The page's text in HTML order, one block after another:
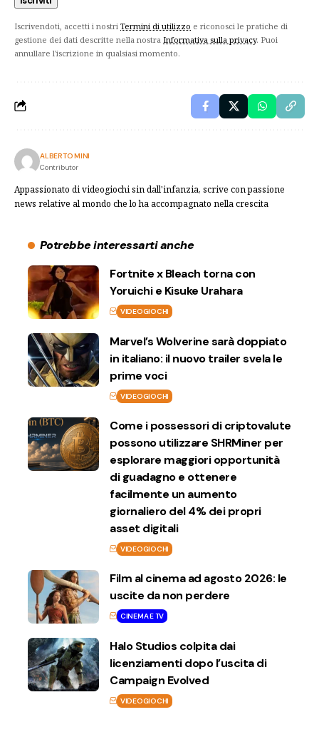
Iscrivendoti, accetti i nostri Termini di utilizzo e riconosci le pratiche di
gestione dei dati descritte nella nostra Informativa sulla privacy. Puoi
annullare l'iscrizione in qualsiasi momento.
ALBERTO MINI
Contributor
Appassionato di videogiochi sin dall'infanzia, scrive con passione
news relative al mondo che lo ha accompagnato nella crescita
Potrebbe interessarti anche
Fortnite x Bleach torna con
Yoruichi e Kisuke Urahara
VIDEOGIOCHI
Marvel’s Wolverine sarà doppiato
in italiano: il nuovo trailer svela le
prime voci
VIDEOGIOCHI
Come i possessori di criptovalute
possono utilizzare SHRMiner per
esplorare maggiori opportunità
di guadagno e ottenere
facilmente un aumento
giornaliero del 4% dei propri
asset digitali
VIDEOGIOCHI
Film al cinema ad agosto 2026: le
uscite da non perdere
CINEMA E TV
Halo Studios colpita dai
licenziamenti dopo l’uscita di
Campaign Evolved
VIDEOGIOCHI